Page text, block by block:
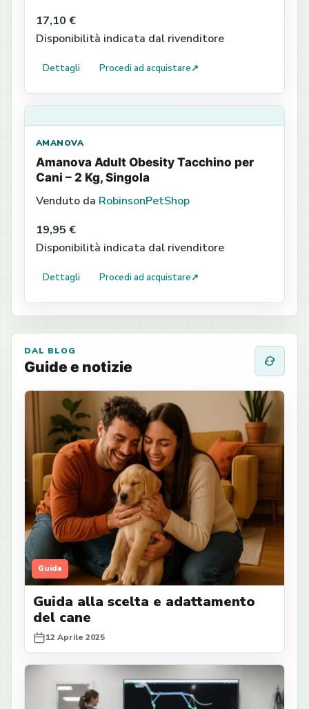
17,10 €
Disponibilità indicata dal rivenditore
Dettagli Procedi ad acquistare↗
AMANOVA
Amanova Adult Obesity Tacchino per
Cani – 2 Kg, Singola
Venduto da RobinsonPetShop
19,95 €
Disponibilità indicata dal rivenditore
Dettagli Procedi ad acquistare↗
DAL BLOG
Guide e notizie
Guida
Guida alla scelta e adattamento
del cane
12 Aprile 2025